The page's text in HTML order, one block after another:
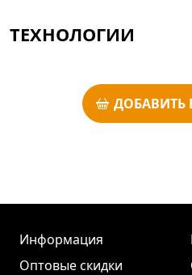
ТЕХНОЛОГИИ
ДОБАВИТЬ
Информация
Оптовые скидки